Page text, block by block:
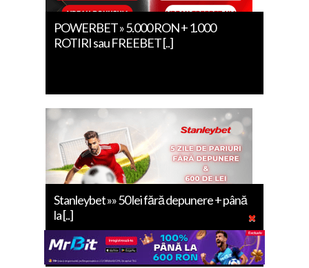
POWERBET » 5.000 RON + 1.000
ROTIRI sau FREEBET [..]
Stanleybet »» 50 lei fără depunere + până
la [..]